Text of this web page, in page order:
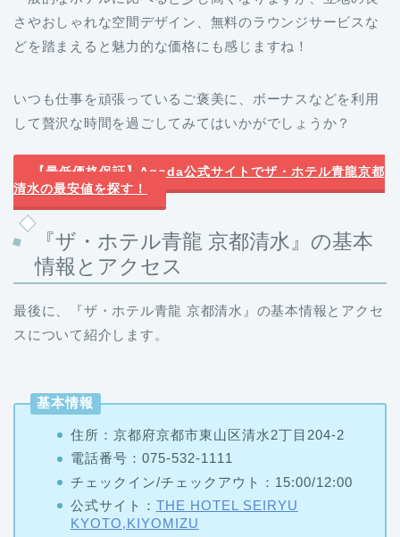
さやおしゃれな空間デザイン、無料のラウンジサービスな
どを踏まえると魅力的な価格にも感じますね！
いつも仕事を頑張っているご褒美に、ボーナスなどを利用
して贅沢な時間を過ごしてみてはいかがでしょうか？
【最低価格保証】Agoda公式サイトでザ・ホテル青龍京都
清水の最安値を探す！
『ザ・ホテル青龍 京都清水』の基本
情報とアクセス
最後に、『ザ・ホテル青龍 京都清水』の基本情報とアクセ
スについて紹介します。
基本情報
住所：京都府京都市東山区清水2丁目204-2
電話番号：075-532-1111
チェックイン/チェックアウト：15:00/12:00
公式サイト： THE HOTEL SEIRYU
KYOTO,KIYOMIZU